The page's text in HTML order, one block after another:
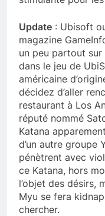
Update : Ubisoft
magazine
un peu partout sur
dans le jeu de
américaine
décidez d’aller
restaurant à Los
réputé nommé
Katana
d’un autre groupe
pénètrent avec
ce Katana, hors
l’objet des désirs,
Myu se fera
chercher.